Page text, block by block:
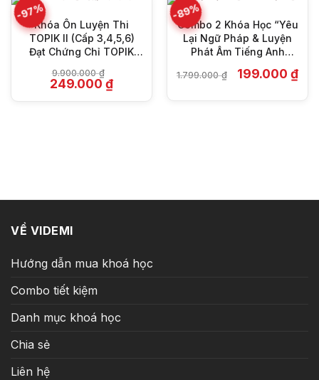
-97%
Khóa Ôn Luyện Thi
TOPIK II (Cấp 3,4,5,6)
Đạt Chứng Chỉ TOPIK
9.900.000₫
Giá
gốc
249.000 ₫Giá
-89%
Combo 2 Khóa Học “Yêu
Lại Ngữ Pháp & Luyện
Phát Âm Tiếng Anh
1.799.000₫ Giá
gốc
199.000 ₫Giá
hiện
VỀ VIDEMI
Hướng dẫn mua khoá học
Combo tiết kiệm
Danh mục khoá học
Chia sẻ
Liên hệ